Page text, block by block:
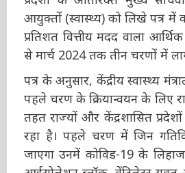
आयुक्तों (स्वास्थ्य) को लिखे पत्र में
शत-प्रतिशत वित्तीय मदद वाला
2020 से मार्च 2024 तक तीन
जाएगा।
पत्र के अनुसार, केंद्रीय स्वास्थ्य
के पहले चरण के क्रियान्वयन के
मिशन के तहत राज्यों और
धन जारी कर रहा है। पहले चरण में
लागू किया जाएगा उनमें कोविड-